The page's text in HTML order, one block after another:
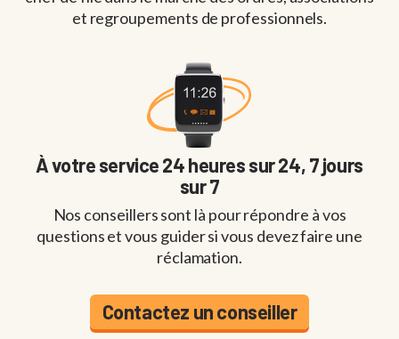
et regroupements de professionnels.
À votre service 24 heures sur 24, 7 jours
sur 7
Nos conseillers sont là pour répondre à vos
questions et vous guider si vous devez faire une
réclamation.
Contactez un conseiller